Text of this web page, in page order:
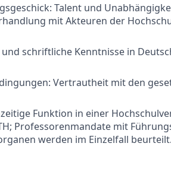
Talent und
mit Akteuren der
schriftliche Kenntnisse in
Vertrautheit mit den
Funktion in einer
Professorenmandate mit
werden im Einzelfall beurteilt.